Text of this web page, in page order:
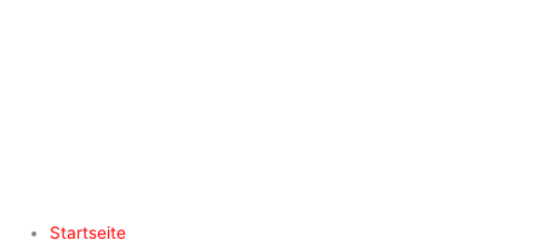
Startseite